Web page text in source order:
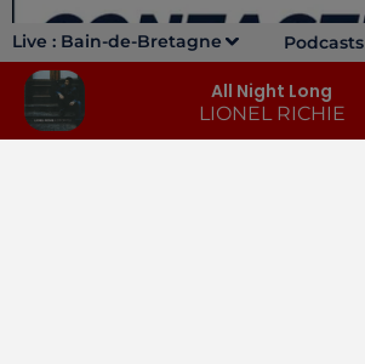
Live : Bain-de-Bretagne Podcasts
All Night Long
LIONEL RICHIE